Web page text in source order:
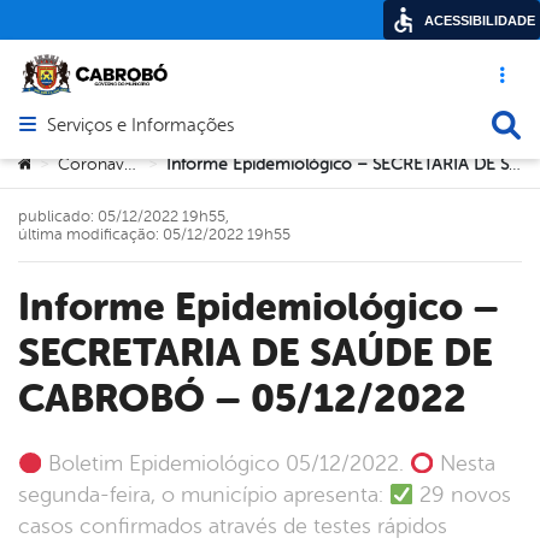
Acesso
Abrir menu principal de navegação
Serviços e Informações
Você está aqui:
> Coronavírus > Informe Epidemiológico – SECRETARIA DE SAÚDE DE CABROBÓ – 05/12/2022
Informe Epidemiológico –
SECRETARIA DE SAÚDE DE
CABROBÓ – 05/12/2022
Boletim Epidemiológico 05/12/2022.
Nesta
segunda-feira, o município apresenta:
29 novos
casos confirmados através de testes rápidos
publicado: 05/12/2022 19h55,
última modificação: 05/12/2022 19h55
ACESSIBILIDADE